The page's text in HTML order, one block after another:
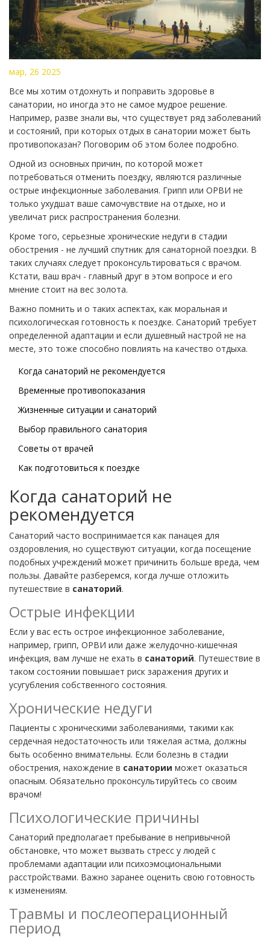
мар, 26 2025
Все мы хотим отдохнуть и поправить здоровье в
санатории, но иногда это не самое мудрое решение.
Например, разве знали вы, что существует ряд заболеваний
и состояний, при которых отдых в санатории может быть
противопоказан? Поговорим об этом более подробно.
Одной из основных причин, по которой может
потребоваться отменить поездку, являются различные
острые инфекционные заболевания. Грипп или ОРВИ не
только ухудшат ваше самочувствие на отдыхе, но и
увеличат риск распространения болезни.
Кроме того, серьезные хронические недуги в стадии
обострения - не лучший спутник для санаторной поездки. В
таких случаях следует проконсультироваться с врачом.
Кстати, ваш врач - главный друг в этом вопросе и его
мнение стоит на вес золота.
Важно помнить и о таких аспектах, как моральная и
психологическая готовность к поездке. Санаторий требует
определенной адаптации и если душевный настрой не на
месте, это тоже способно повлиять на качество отдыха.
Когда санаторий не рекомендуется
Временные противопоказания
Жизненные ситуации и санаторий
Выбор правильного санатория
Советы от врачей
Как подготовиться к поездке
Когда санаторий не
рекомендуется
Санаторий часто воспринимается как панацея для
оздоровления, но существуют ситуации, когда посещение
подобных учреждений может причинить больше вреда, чем
пользы. Давайте разберемся, когда лучше отложить
путешествие в санаторий.
Острые инфекции
Если у вас есть острое инфекционное заболевание,
например, грипп, ОРВИ или даже желудочно-кишечная
инфекция, вам лучше не ехать в санаторий. Путешествие в
таком состоянии повышает риск заражения других и
усугубления собственного состояния.
Хронические недуги
Пациенты с хроническими заболеваниями, такими как
сердечная недостаточность или тяжелая астма, должны
быть особенно внимательны. Если болезнь в стадии
обострения, нахождение в санатории может оказаться
опасным. Обязательно проконсультируйтесь со своим
врачом!
Психологические причины
Санаторий предполагает пребывание в непривычной
обстановке, что может вызвать стресс у людей с
проблемами адаптации или психоэмоциональными
расстройствами. Важно заранее оценить свою готовность
к изменениям.
Травмы и послеоперационный
период